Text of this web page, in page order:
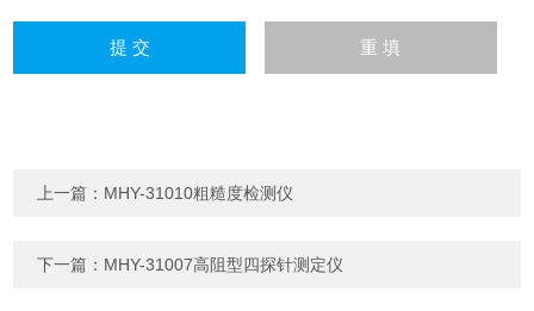
上一篇： MHY-31010粗糙度检测仪
下一篇： MHY-31007高阻型四探针测定仪